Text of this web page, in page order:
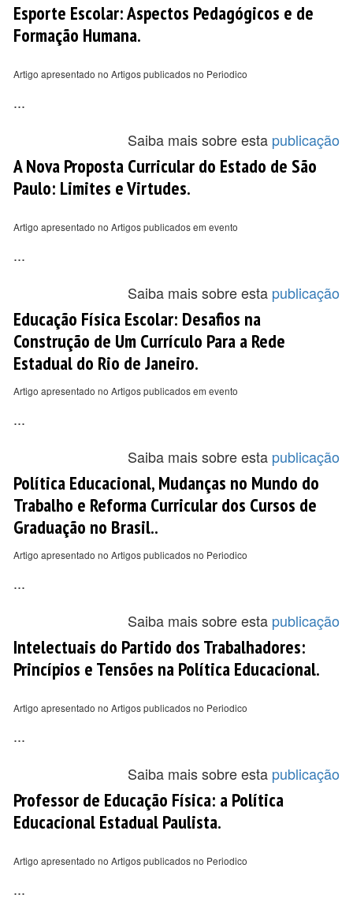
Esporte Escolar: Aspectos Pedagógicos e de
Formação Humana.
Artigo apresentado no Artigos publicados no Periodico
...
Saiba mais sobre esta publicação
A Nova Proposta Curricular do Estado de São
Paulo: Limites e Virtudes.
Artigo apresentado no Artigos publicados em evento
...
Saiba mais sobre esta publicação
Educação Física Escolar: Desafios na
Construção de Um Currículo Para a Rede
Estadual do Rio de Janeiro.
Artigo apresentado no Artigos publicados em evento
...
Saiba mais sobre esta publicação
Política Educacional, Mudanças no Mundo do
Trabalho e Reforma Curricular dos Cursos de
Graduação no Brasil..
Artigo apresentado no Artigos publicados no Periodico
...
Saiba mais sobre esta publicação
Intelectuais do Partido dos Trabalhadores:
Princípios e Tensões na Política Educacional.
Artigo apresentado no Artigos publicados no Periodico
...
Saiba mais sobre esta publicação
Professor de Educação Física: a Política
Educacional Estadual Paulista.
Artigo apresentado no Artigos publicados no Periodico
...